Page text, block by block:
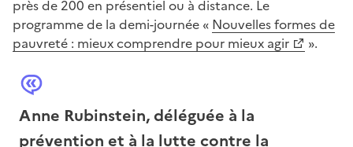
près de 200 en présentiel ou à distance. Le
programme de la demi-journée « Nouvelles formes de
pauvreté : mieux comprendre pour mieux agir
».
Anne Rubinstein, déléguée à la
prévention et à la lutte contre la